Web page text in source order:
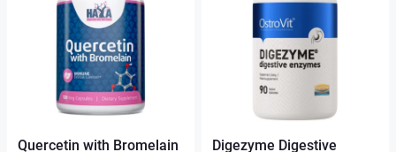
Quercetin with Bromelain
Digezyme Digestive